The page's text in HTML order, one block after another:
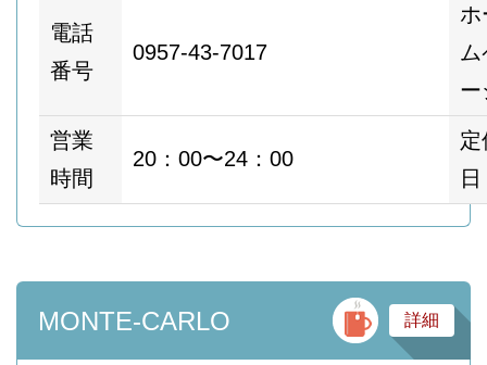
電話
番号
0957-43-7017
ホ
ー
営業
時間
20：00〜24：00
定
日
MONTE-CARLO バ
詳細